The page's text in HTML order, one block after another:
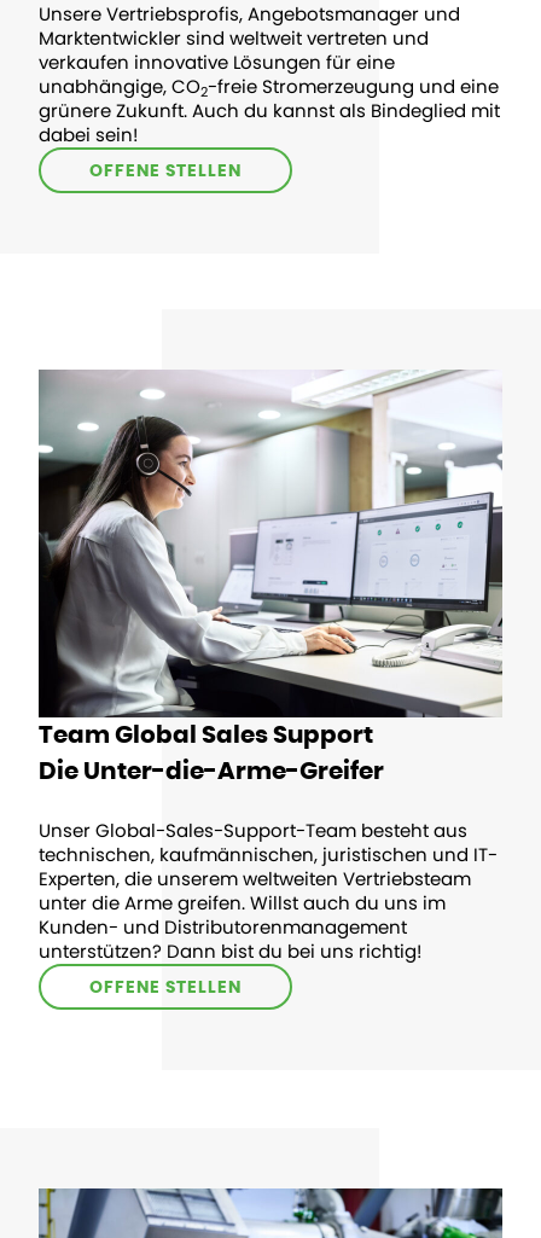
Unsere Vertriebsprofis, Angebotsmanager und
Marktentwickler sind weltweit vertreten und
verkaufen innovative Lösungen für eine
unabhängige, CO2-freie Stromerzeugung und eine
grünere Zukunft. Auch du kannst als Bindeglied mit
dabei sein!
OFFENE STELLEN
Team Global Sales Support
Die Unter-die-Arme-Greifer
Unser Global-Sales-Support-Team besteht aus
technischen, kaufmännischen, juristischen und IT-
Experten, die unserem weltweiten Vertriebsteam
unter die Arme greifen. Willst auch du uns im
Kunden- und Distributorenmanagement
unterstützen? Dann bist du bei uns richtig!
OFFENE STELLEN